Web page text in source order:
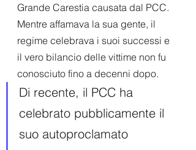
Grande Carestia causata dal PCC.
Mentre affamava la sua gente, il
regime celebrava i suoi successi e
il vero bilancio delle vittime non fu
conosciuto fino a decenni dopo.
Di recente, il PCC ha
celebrato pubblicamente il
suo autoproclamato